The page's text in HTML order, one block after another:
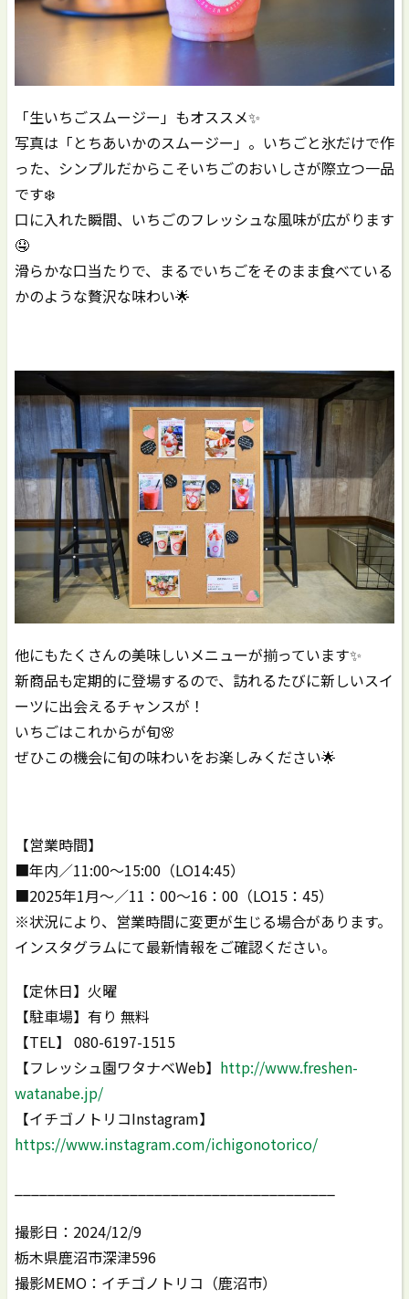
「生いちごスムージー」もオススメ✨
写真は「とちあいかのスムージー」。いちごと氷だけで作
った、シンプルだからこそいちごのおいしさが際立つ一品
です❄️
口に入れた瞬間、いちごのフレッシュな風味が広がります
🤤
滑らかな口当たりで、まるでいちごをそのまま食べている
かのような贅沢な味わい🌟
他にもたくさんの美味しいメニューが揃っています✨
新商品も定期的に登場するので、訪れるたびに新しいスイ
ーツに出会えるチャンスが！
いちごはこれからが旬🌸
ぜひこの機会に旬の味わいをお楽しみください🌟
【営業時間】
■年内／11:00～15:00（LO14:45）
■2025年1月～／11：00～16：00（LO15：45）
※状況により、営業時間に変更が生じる場合があります。
インスタグラムにて最新情報をご確認ください。
【定休日】火曜
【駐車場】有り 無料
【TEL】 080-6197-1515
【フレッシュ園ワタナベWeb】 http://www.freshen-
watanabe.jp/
【イチゴノトリコInstagram】
https://www.instagram.com/ichigonotorico/
撮影日：2024/12/9
栃木県鹿沼市深津596
撮影MEMO：イチゴノトリコ（鹿沼市）